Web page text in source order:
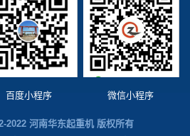
百度小程序 微信小程序
河南华东起重机 版权所有